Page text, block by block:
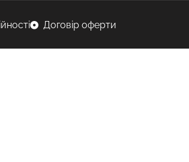
Договір оферти